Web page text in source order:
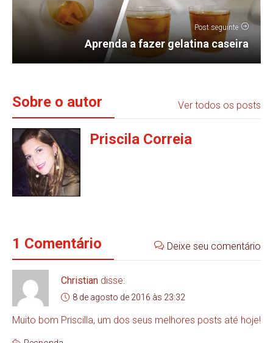
Post seguinte
Aprenda a fazer gelatina caseira
Sobre o autor Ver todos os posts
Priscila Correia
1 Comentário Deixe seu comentário
Christian disse:
8 de agosto de 2016 às 23:32
Muito bom Priscilla, um dos seus melhores posts até hoje!